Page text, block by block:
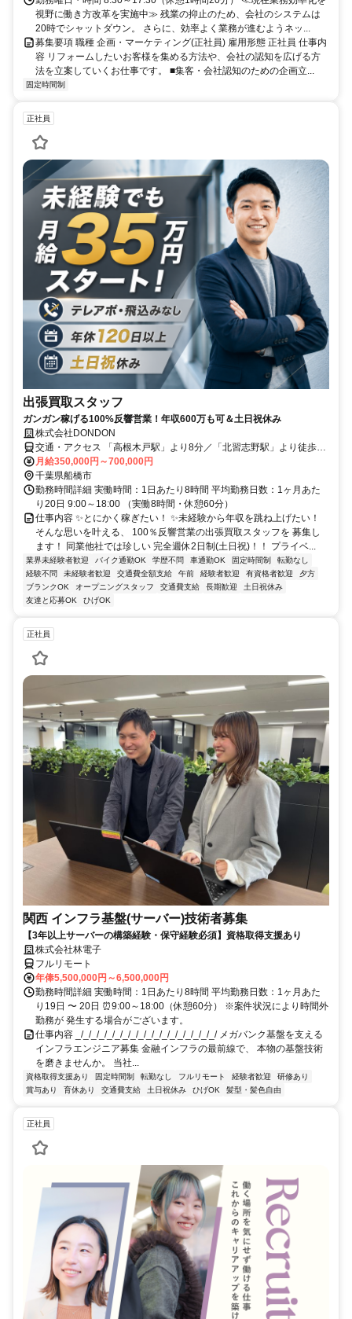
視野に働き方改革を実施中≫ 残業の抑止のため、会社のシステムは
20時でシャットダウン。 さらに、効率よく業務が進むようネッ...
募集要項 職種 企画・マーケティング(正社員) 雇用形態 正社員 仕事内
容 リフォームしたいお客様を集める方法や、会社の認知を広げる方
法を立案していくお仕事です。 ■集客・会社認知のための企画立...
固定時間制
正社員
出張買取スタッフ
ガンガン稼げる100%反響営業！年収600万も可＆土日祝休み
株式会社DONDON
交通・アクセス 「高根木戸駅」より8分／「北習志野駅」より徒歩13
分
月給350,000円～700,000円
千葉県船橋市
勤務時間詳細 実働時間：1日あたり8時間 平均勤務日数：1ヶ月あた
り20日 9:00～18:00 （実働8時間・休憩60分）
仕事内容 ✨とにかく稼ぎたい！ ✨未経験から年収を跳ね上げたい！
そんな思いを叶える、 100％反響営業の出張買取スタッフを 募集し
ます！ 同業他社では珍しい 完全週休2日制(土日祝)！！ プライベ...
業界未経験者歓迎 バイク通勤OK 学歴不問 車通勤OK 固定時間制
転勤なし
経験不問
未経験者歓迎 交通費全額支給 午前 経験者歓迎 有資格者歓迎
夕方
ブランクOK
オープニングスタッフ 交通費支給 長期歓迎
土日祝休み
友達と応募OK
ひげOK
正社員
関西 インフラ基盤(サーバー)技術者募集
【3年以上サーバーの構築経験・保守経験必須】資格取得支援あり
株式会社林電子
フルリモート
年俸5,500,000円～6,500,000円
勤務時間詳細 実働時間：1日あたり8時間 平均勤務日数：1ヶ月あた
り19日 〜 20日 ⏰9:00～18:00（休憩60分） ※案件状況により時間外
勤務が 発生する場合がございます。
仕事内容 _/_/_/_/_/_/_/_/_/_/_/_/_/_/_/_/_/_/ メガバンク基盤を支える
インフラエンジニア募集 金融インフラの最前線で、 本物の基盤技術
を磨きませんか。 当社...
資格取得支援あり 固定時間制 転勤なし フルリモート 経験者歓迎
研修あり
賞与あり
育休あり 交通費支給 土日祝休み ひげOK 髪型・髪色自由
正社員